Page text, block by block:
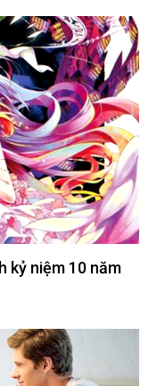
kỷ niệm 10 năm